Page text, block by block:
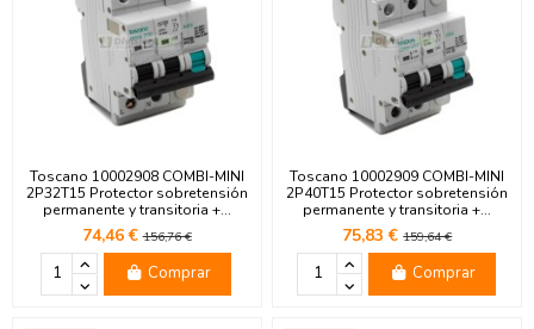
Toscano 10002908 COMBI-MINI
2P32T15 Protector sobretensión
permanente y transitoria +...
74,46 €156,76 €
Comprar
Toscano 10002909 COMBI-MINI
2P40T15 Protector sobretensión
permanente y transitoria +...
75,83 €159,64 €
Comprar